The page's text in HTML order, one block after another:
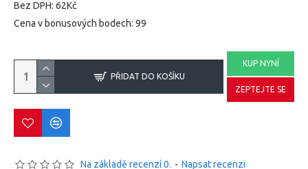
Na základě recenzí 0. - Napsat recenzi
Bez DPH: 62Kč
Cena v bonusových bodech: 99
PŘIDAT DO KOŠÍKU
KUP NYNÍ
ZEPTEJTE SE